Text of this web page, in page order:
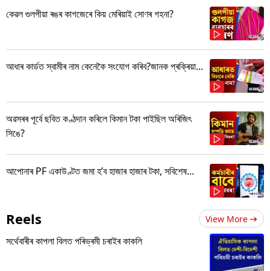
কেৱল গুলপীয়া ৰঙৰ কাগজেৰে কিয় মেৰিয়াই সোণৰ গহনা?
আধাৰ কাৰ্ডত স্বামীৰ নাম কেনেকৈ সংযোগ কৰিব?জানক প্ৰক্ৰিয়া...
অৱসৰৰ পূৰ্বে ছবিত কণ্ঠদান কৰিলে কিমান টকা পাইছিল অৰিজিৎ
সিঙে?
আপোনাৰ PF একাউণ্টত জমা হ’ব হাজাৰ হাজাৰ টকা, সবিশেষ...
Reels View More
সৰ্থেবাৰীৰ কাপলা বিলত পৰিভ্ৰমী চৰাইৰ কাকলি